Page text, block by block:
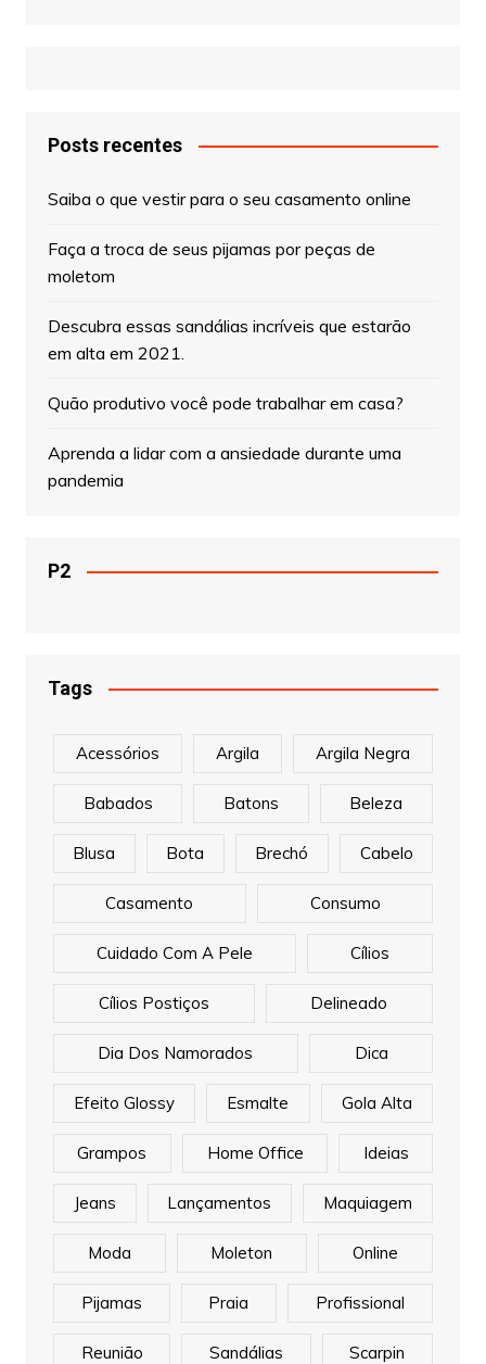
Posts recentes
Saiba o que vestir para o seu casamento online
Faça a troca de seus pijamas por peças de
moletom
Descubra essas sandálias incríveis que estarão
em alta em 2021.
Quão produtivo você pode trabalhar em casa?
Aprenda a lidar com a ansiedade durante uma
pandemia
P2
Tags
Acessórios Argila Argila Negra
Babados Batons Beleza
Blusa Bota Brechó Cabelo
Casamento Consumo
Cuidado Com A Pele Cílios
Cílios Postiços Delineado
Dia Dos Namorados Dica
Efeito Glossy Esmalte Gola Alta
Grampos Home Office Ideias
Jeans Lançamentos Maquiagem
Moda Moleton Online
Pijamas Praia Profissional
Reunião Sandálias Scarpin